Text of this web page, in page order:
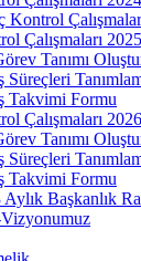
Kontrol
Çalışmaları 2025
Tanımı
Süreçleri
Takvimi Formu
Çalışmaları 2026
Tanımı
Süreçleri
Takvimi Formu
Aylık Başkanlık